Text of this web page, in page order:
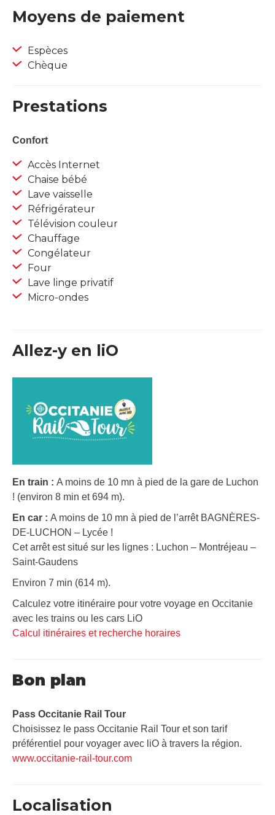
Moyens de paiement
Espèces
Chèque
Prestations
Confort
Accès Internet
Chaise bébé
Lave vaisselle
Réfrigérateur
Télévision couleur
Chauffage
Congélateur
Four
Lave linge privatif
Micro-ondes
Allez-y en liO
En train : A moins de 10 mn à pied de la gare de Luchon
! (environ 8 min et 694 m).
En car : A moins de 10 mn à pied de l’arrêt BAGNÈRES-
DE-LUCHON – Lycée !
Cet arrêt est situé sur les lignes : Luchon – Montréjeau –
Saint-Gaudens
Environ 7 min (614 m).
Calculez votre itinéraire pour votre voyage en Occitanie
avec les trains ou les cars LiO
Calcul itinéraires et recherche horaires
Bon plan
Pass Occitanie Rail Tour​
Choisissez le pass Occitanie Rail Tour et son tarif
préférentiel pour voyager avec liO à travers la région.
www.occitanie-rail-tour.com
Localisation